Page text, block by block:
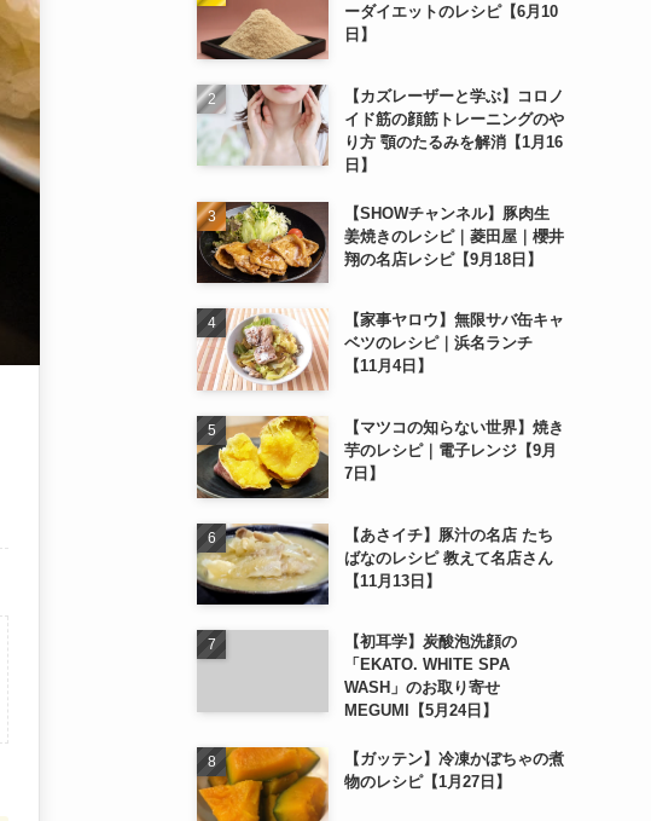
ーダイエットのレシピ【6月10
日】
【カズレーザーと学ぶ】コロノ
イド筋の顔筋トレーニングのや
り方 顎のたるみを解消【1月16
日】
【SHOWチャンネル】豚肉生
姜焼きのレシピ｜菱田屋｜櫻井
翔の名店レシピ【9月18日】
【家事ヤロウ】無限サバ缶キャ
ベツのレシピ｜浜名ランチ
【11月4日】
【マツコの知らない世界】焼き
芋のレシピ｜電子レンジ【9月
7日】
【あさイチ】豚汁の名店 たち
ばなのレシピ 教えて名店さん
【11月13日】
【初耳学】炭酸泡洗顔の
「EKATO. WHITE SPA
WASH」のお取り寄せ
MEGUMI【5月24日】
【ガッテン】冷凍かぼちゃの煮
物のレシピ【1月27日】